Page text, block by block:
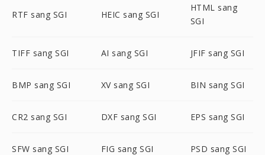
RTF sang SGI HEIC sang SGI
HTML sang
SGI
TIFF sang SGI AI sang SGI JFIF sang SGI
BMP sang SGI XV sang SGI BIN sang SGI
CR2 sang SGI DXF sang SGI EPS sang SGI
SFW sang SGI FIG sang SGI PSD sang SGI